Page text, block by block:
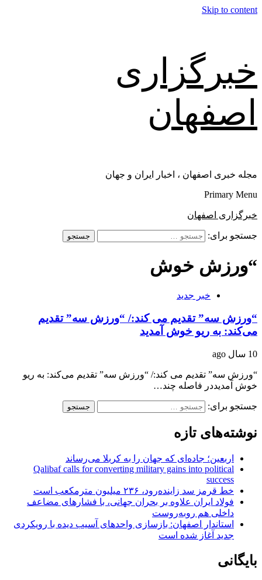
Skip to content
خبرگزاری
اصفهان
مجله خبری اصفهان ، اخبار ایران و جهان
Primary Menu
خبرگزاری اصفهان
جستجو برای:
“ورزش خوش
خبر جدید
“ورزش سه” تقدیم می کند:/ “ورزش سه” تقدیم
می‌کند: به ریو خوش آمدید
10 سال ago
“ورزش سه” تقدیم می کند:/ “ورزش سه” تقدیم می‌کند: به ریو
خوش آمدیددر فاصله چند…
جستجو برای:
نوشته‌های تازه
اربعین؛ جاده‌ای که جهان را به کربلا می‌رساند
Qalibaf calls for converting military gains into political
success
خط قرمز سد زاینده‌رود، ۲۳۶ میلیون مترمکعب است
فولاد ایران علاوه بر بحران جهانی، با فشارهای مضاعف
داخلی هم روبه‌روست
استاندار اصفهان: بازسازی واحدهای آسیب دیده با رویکردی
جدید آغاز شده است
بایگانی